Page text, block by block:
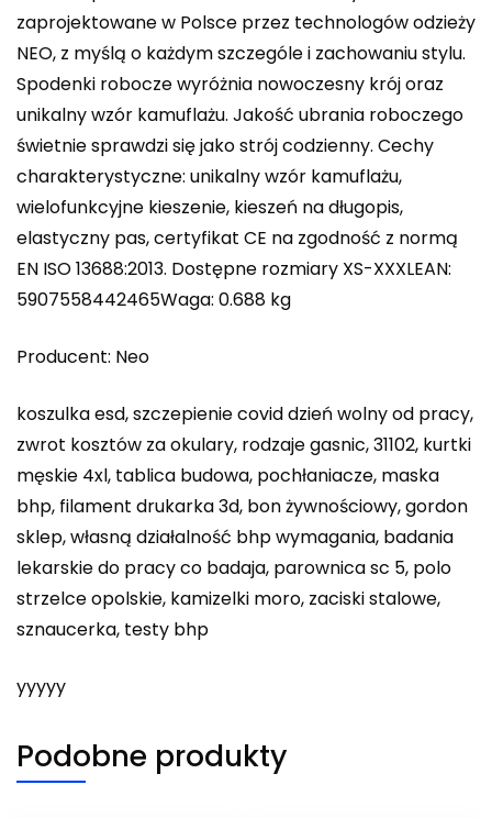
zaprojektowane w Polsce przez technologów odzieży
NEO, z myślą o każdym szczególe i zachowaniu stylu.
Spodenki robocze wyróżnia nowoczesny krój oraz
unikalny wzór kamuflażu. Jakość ubrania roboczego
świetnie sprawdzi się jako strój codzienny. Cechy
charakterystyczne: unikalny wzór kamuflażu,
wielofunkcyjne kieszenie, kieszeń na długopis,
elastyczny pas, certyfikat CE na zgodność z normą
EN ISO 13688:2013. Dostępne rozmiary XS-XXXLEAN:
5907558442465Waga: 0.688 kg
Producent: Neo
koszulka esd, szczepienie covid dzień wolny od pracy,
zwrot kosztów za okulary, rodzaje gasnic, 31102, kurtki
męskie 4xl, tablica budowa, pochłaniacze, maska
bhp, filament drukarka 3d, bon żywnościowy, gordon
sklep, własną działalność bhp wymagania, badania
lekarskie do pracy co badaja, parownica sc 5, polo
strzelce opolskie, kamizelki moro, zaciski stalowe,
sznaucerka, testy bhp
yyyyy
Podobne produkty